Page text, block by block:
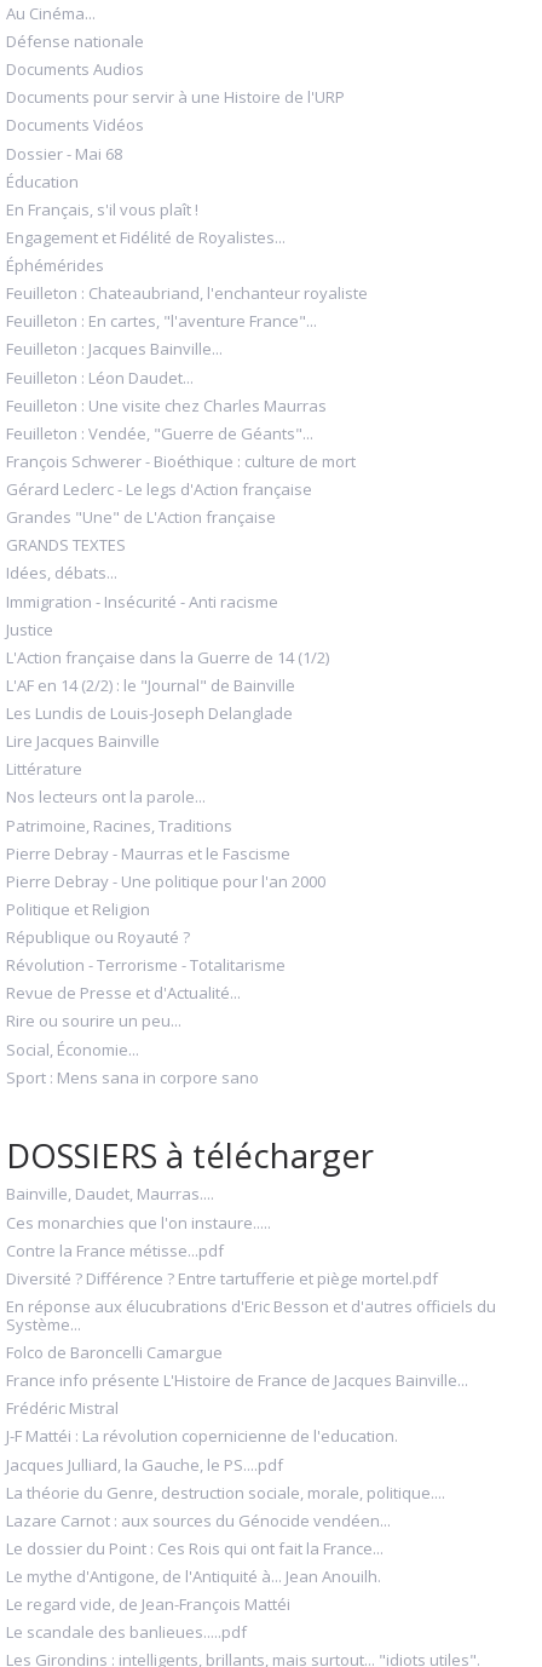
Au Cinéma...
Défense nationale
Documents Audios
Documents pour servir à une Histoire de l'URP
Documents Vidéos
Dossier - Mai 68
Éducation
En Français, s'il vous plaît !
Engagement et Fidélité de Royalistes...
Éphémérides
Feuilleton : Chateaubriand, l'enchanteur royaliste
Feuilleton : En cartes, "l'aventure France"...
Feuilleton : Jacques Bainville...
Feuilleton : Léon Daudet...
Feuilleton : Une visite chez Charles Maurras
Feuilleton : Vendée, "Guerre de Géants"...
François Schwerer - Bioéthique : culture de mort
Gérard Leclerc - Le legs d'Action française
Grandes "Une" de L'Action française
GRANDS TEXTES
Idées, débats...
Immigration - Insécurité - Anti racisme
Justice
L'Action française dans la Guerre de 14 (1/2)
L'AF en 14 (2/2) : le "Journal" de Bainville
Les Lundis de Louis-Joseph Delanglade
Lire Jacques Bainville
Littérature
Nos lecteurs ont la parole...
Patrimoine, Racines, Traditions
Pierre Debray - Maurras et le Fascisme
Pierre Debray - Une politique pour l'an 2000
Politique et Religion
République ou Royauté ?
Révolution - Terrorisme - Totalitarisme
Revue de Presse et d'Actualité...
Rire ou sourire un peu...
Social, Économie...
Sport : Mens sana in corpore sano
DOSSIERS à télécharger
Bainville, Daudet, Maurras....
Ces monarchies que l'on instaure.....
Contre la France métisse...pdf
Diversité ? Différence ? Entre tartufferie et piège mortel.pdf
En réponse aux élucubrations d'Eric Besson et d'autres officiels du
Système...
Folco de Baroncelli Camargue
France info présente L'Histoire de France de Jacques Bainville...
Frédéric Mistral
J-F Mattéi : La révolution copernicienne de l'education.
Jacques Julliard, la Gauche, le PS....pdf
La théorie du Genre, destruction sociale, morale, politique....
Lazare Carnot : aux sources du Génocide vendéen...
Le dossier du Point : Ces Rois qui ont fait la France...
Le mythe d'Antigone, de l'Antiquité à... Jean Anouilh.
Le regard vide, de Jean-François Mattéi
Le scandale des banlieues.....pdf
Les Girondins : intelligents, brillants, mais surtout... "idiots utiles".